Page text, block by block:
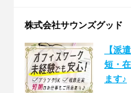
株式会社サウンズグッド
【派
短・
ます♪